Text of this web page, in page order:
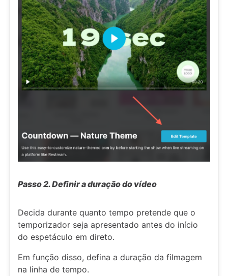
Passo 2. Definir a duração do vídeo
Decida durante quanto tempo pretende que o
temporizador seja apresentado antes do início
do espetáculo em direto.
Em função disso, defina a duração da filmagem
na linha de tempo.